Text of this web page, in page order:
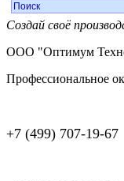
Создай своё
ООО "Оптимум
Профессиональное
+7 (499) 707-19-67